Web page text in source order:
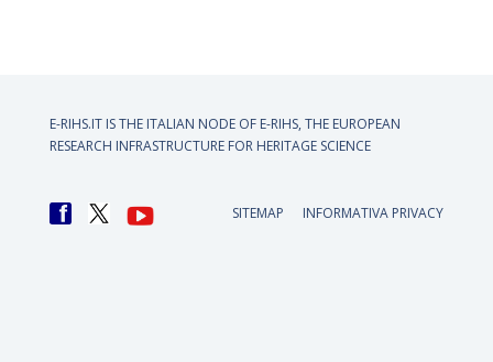
E-RIHS.IT IS THE ITALIAN NODE OF E-RIHS, THE EUROPEAN
RESEARCH INFRASTRUCTURE FOR HERITAGE SCIENCE
SITEMAP INFORMATIVA PRIVACY